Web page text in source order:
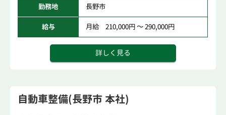
勤務地 長野市
給与 月給 210,000円 ～ 290,000円
詳しく見る
自動車整備(長野市 本社)